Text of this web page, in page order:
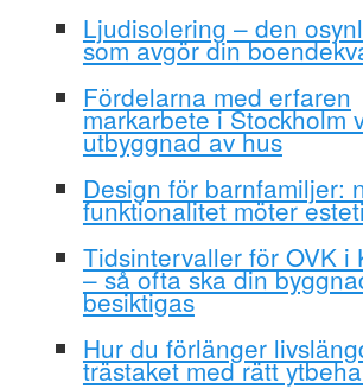
Ljudisolering – den
som avgör din
Fördelarna med erfaren
markarbete i Stockholm
utbyggnad av hus
Design för barnfamiljer:
funktionalitet möter
Tidsintervaller för OVK i
– så ofta ska din
besiktigas
Hur du förlänger
trästaket med rätt